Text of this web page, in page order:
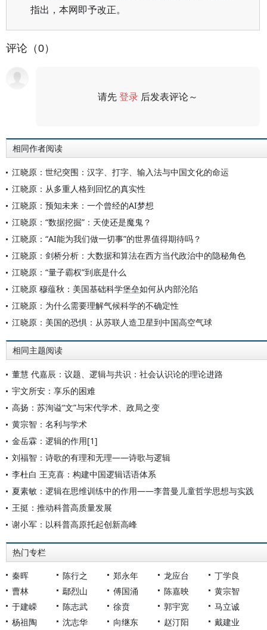
指出，本网即予改正。
评论（0）
请先登录 后发表评论～
相同作者阅读
江晓原：世纪突围：汉字、打字、输入法与中国文化的命运
江晓原：从多重人格到回忆的真实性
江晓原：预知未来：一个曾经的AI梦想
江晓原：“数据挖掘”：天使还是魔鬼？
江晓原：“AI能为我们做一切事”的世界值得期待吗？
江晓原：剑桥分析：大数据和算法在西方当代政治中的隐秘角色
江晓原：“量子霸权”到底是什么
江晓原 穆蕴秋：美国基础科学堡垒如何从内部沦陷
江晓原：为什么需要理解气候科学的不确定性
江晓原：美国的恐惧：从苏联人造卫星到中国高空气球
相同主题阅读
董慧 代嘉辰：议题、逻辑与共识：社会认识论的理论进路
宇文所安：享乐的困难
高扬：苏洵谥“文”与宋代学术、政局之变
黄宗智：名利与学术
金岳霖：逻辑的作用[1]
刘福智：诗歌的有理和无理——诗歌与逻辑
李杜白 王克喜：构建中国逻辑话语体系
夏素敏：逻辑在思维训练中的作用——李普曼儿童哲学思想与实践
王挺：推动科普高质量发展
谢小军：以科普高原托起创新高峰
热门专栏
秦晖 陈行之 郑永年 龙应台
丁学良
曹林
鄢烈山 傅国涌 陈嘉映
黄宗智
于建嵘
陈志武 徐贲 郭宇宽
马立诚
杨祖陶
沈志华 向继东 赵汀阳 戴建业